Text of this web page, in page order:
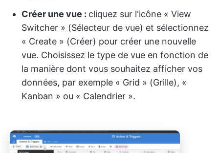
Créer une vue : cliquez sur l'icône « View
Switcher » (Sélecteur de vue) et sélectionnez
« Create » (Créer) pour créer une nouvelle
vue. Choisissez le type de vue en fonction de
la manière dont vous souhaitez afficher vos
données, par exemple « Grid » (Grille), «
Kanban » ou « Calendrier ».